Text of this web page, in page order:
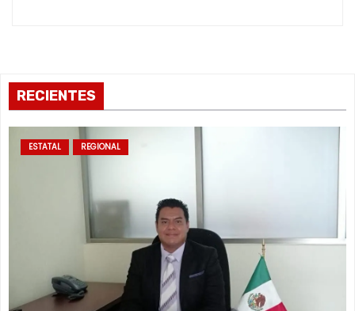
s
RECIENTES
ESTATAL REGIONAL